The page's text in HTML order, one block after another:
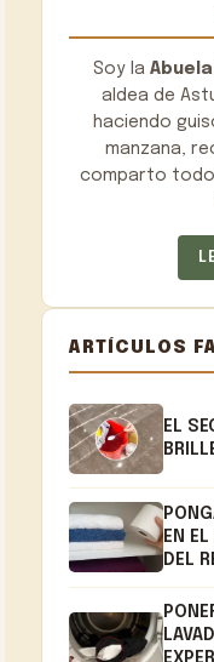
Soy la
aldea de
haciendo
manzana,
comparto todo
ARTÍCULOS
EL
EN
DEL